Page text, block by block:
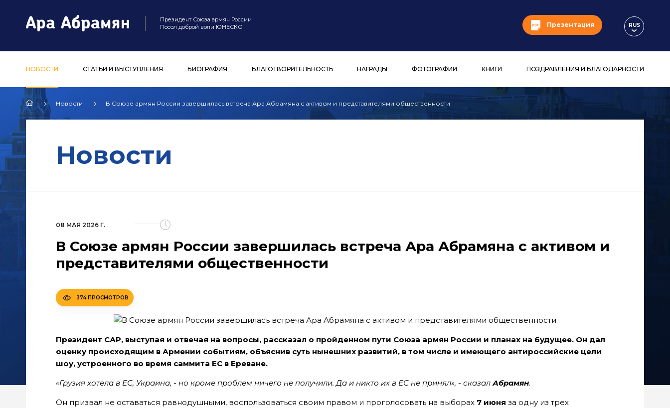
Президент Союза армян России
Посол доброй воли ЮНЕСКО
Презентация RUS
НОВОСТИ СТАТЬИ И ВЫСТУПЛЕНИЯ БИОГРАФИЯ БЛАГОТВОРИТЕЛЬНОСТЬ НАГРАДЫ ФОТОГРАФИИ КНИГИ ПОЗДРАВЛЕНИЯ И БЛАГОДАРНОСТИ
Новости В Союзе армян России завершилась встреча Ара Абрамяна с активом и представителями общественности
Новости
08 МАЯ 2026 Г.
В Союзе армян России завершилась встреча Ара Абрамяна с активом и
представителями общественности
374 ПРОСМОТРОВ
Президент САР, выступая и отвечая на вопросы, рассказал о пройденном пути Союза армян России и планах на будущее. Он дал
оценку происходящим в Армении событиям, объяснив суть нынешних развитий, в том числе и имеющего антироссийские цели
шоу, устроенного во время саммита ЕС в Ереване.
«Грузия хотела в ЕС, Украина, - но кроме проблем ничего не получили. Да и никто их в ЕС не принял», - сказалАбрамян.
Он призвал не оставаться равнодушными, воспользоваться своим правом и проголосовать на выборах 7 июня за одну из трех